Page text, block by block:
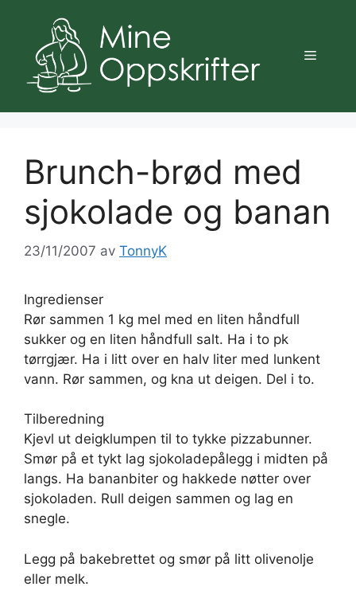
innhold
Meny
Brunch-brød med
sjokolade og banan
23/11/2007 av TonnyK
Ingredienser
Rør sammen 1 kg mel med en liten håndfull
sukker og en liten håndfull salt. Ha i to pk
tørrgjær. Ha i litt over en halv liter med lunkent
vann. Rør sammen, og kna ut deigen. Del i to.
Tilberedning
Kjevl ut deigklumpen til to tykke pizzabunner.
Smør på et tykt lag sjokoladepålegg i midten på
langs. Ha bananbiter og hakkede nøtter over
sjokoladen. Rull deigen sammen og lag en
snegle.
Legg på bakebrettet og smør på litt olivenolje
eller melk.